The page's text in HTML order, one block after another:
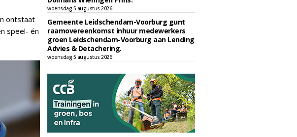
ontstaat
speel- én
woensdag 5 augustus 2026
Gemeente Leidschendam-Voorburg gunt
raamovereenkomst inhuur medewerkers
groen Leidschendam-Voorburg aan Lending
Advies & Detachering.
woensdag 5 augustus 2026